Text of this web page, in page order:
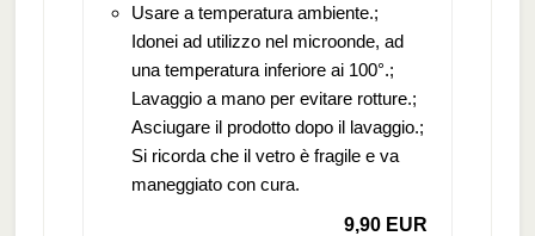
Usare a temperatura ambiente.;
Idonei ad utilizzo nel microonde, ad
una temperatura inferiore ai 100°.;
Lavaggio a mano per evitare rotture.;
Asciugare il prodotto dopo il lavaggio.;
Si ricorda che il vetro è fragile e va
maneggiato con cura.
9,90 EUR